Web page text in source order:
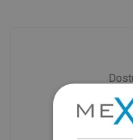
modernom